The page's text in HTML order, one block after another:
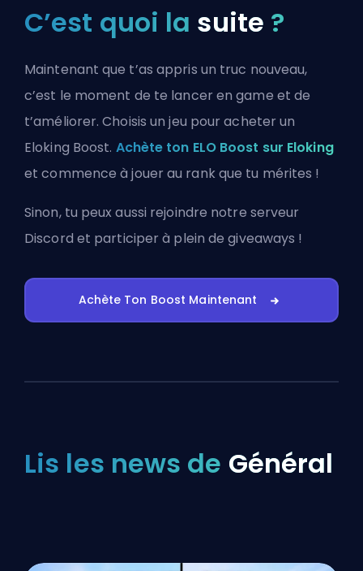
C’est quoi la suite ?
Maintenant que t’as appris un truc nouveau,
c’est le moment de te lancer en game et de
t’améliorer. Choisis un jeu pour acheter un
Eloking Boost. Achète ton ELO Boost sur Eloking
et commence à jouer au rank que tu mérites !
Sinon, tu peux aussi rejoindre notre serveur
Discord et participer à plein de giveaways !
Achète Ton Boost Maintenant
Lis les news de Général